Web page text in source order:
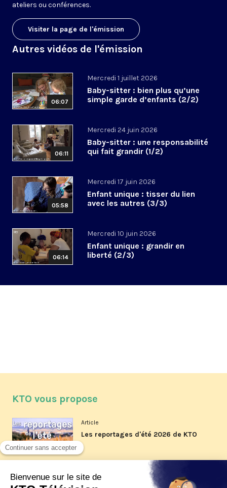
ateliers ou conférences.
Visiter la page de l'émission
Autres vidéos de l'émission
06:07
Mercredi 1 juillet 2026
Baby-sitter : bien plus qu’une
simple garde d’enfants (2/2)
06:11
Mercredi 24 juin 2026
Baby-sitter : une responsabilité
qui fait grandir (1/2)
05:58
Mercredi 17 juin 2026
Enfant unique : tisser du lien
avec les autres (3/3)
06:14
Mercredi 10 juin 2026
Enfant unique : grandir en
liberté (2/3)
KTO vous propose
Article
Les reportages d'été 2026 de KTO
La visite pastorale du pape Léon